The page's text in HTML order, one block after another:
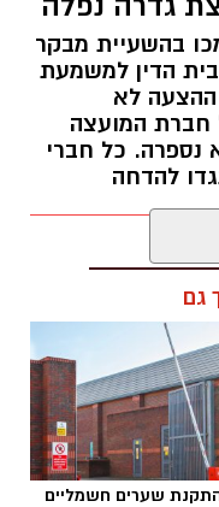
בהשעיית מבקר
הדין למשמעת
לא
המועצה
נספרה. כל חברי
להדחה
מבקר המועצה
גם
שערים חשמליים